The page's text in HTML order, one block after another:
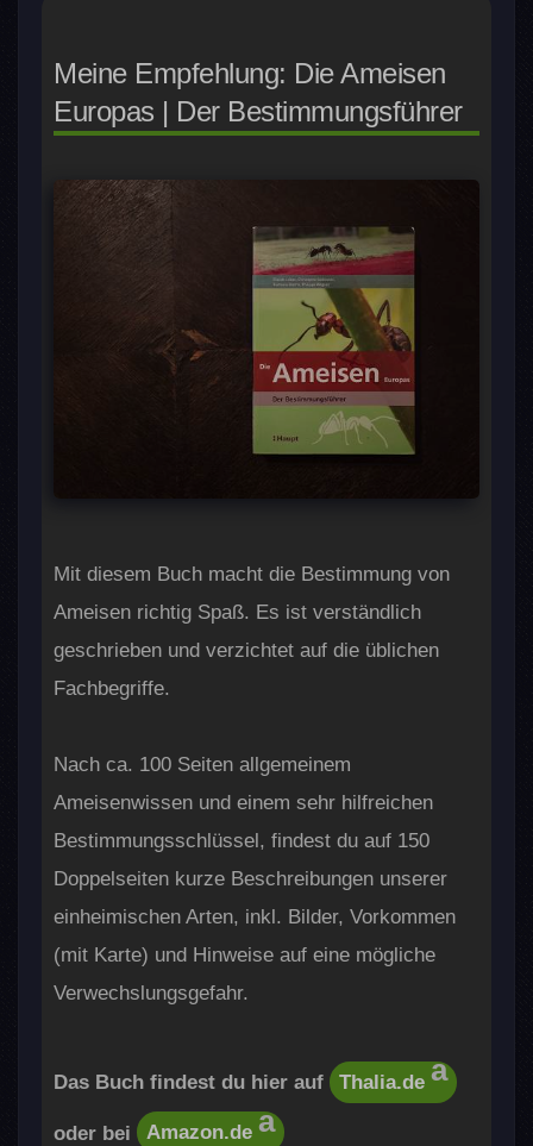
Meine Empfehlung: Die Ameisen
Europas | Der Bestimmungsführer
Mit diesem Buch macht die Bestimmung von
Ameisen richtig Spaß. Es ist verständlich
geschrieben und verzichtet auf die üblichen
Fachbegriffe.
Nach ca. 100 Seiten allgemeinem
Ameisenwissen und einem sehr hilfreichen
Bestimmungsschlüssel, findest du auf 150
Doppelseiten kurze Beschreibungen unserer
einheimischen Arten, inkl. Bilder, Vorkommen
(mit Karte) und Hinweise auf eine mögliche
Verwechslungsgefahr.
Das Buch findest du hier auf Thalia.de
oder bei Amazon.de